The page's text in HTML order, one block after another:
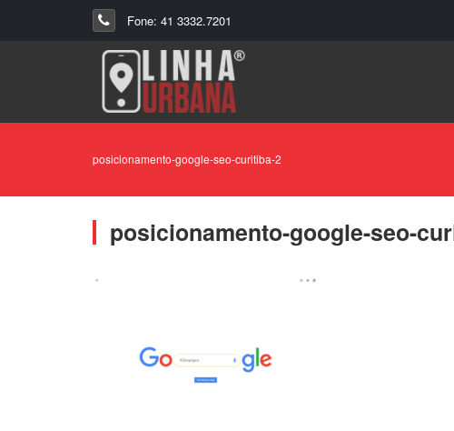
Fone: 41 3332.7201
posicionamento-google-seo-curitiba-2
posicionamento-google-seo-